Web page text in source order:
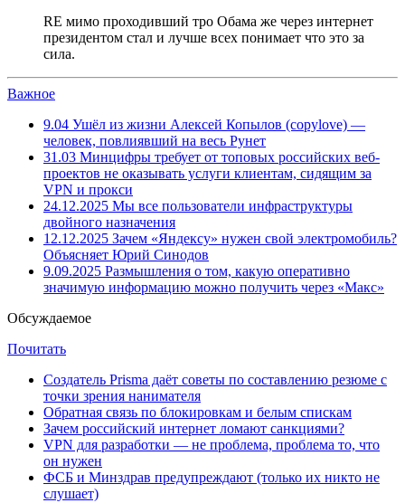
RE мимо проходивший тро Обама же через интернет
президентом стал и лучше всех понимает что это за
сила.
Важное
9.04 Ушёл из жизни Алексей Копылов (copylove) —
человек, повлиявший на весь Рунет
31.03 Минцифры требует от топовых российских веб-
проектов не оказывать услуги клиентам, сидящим за
VPN и прокси
24.12.2025 Мы все пользователи инфраструктуры
двойного назначения
12.12.2025 Зачем «Яндексу» нужен свой электромобиль?
Объясняет Юрий Синодов
9.09.2025 Размышления о том, какую оперативно
значимую информацию можно получить через «Макс»
Обсуждаемое
Почитать
Создатель Prisma даёт советы по составлению резюме с
точки зрения нанимателя
Обратная связь по блокировкам и белым спискам
Зачем российский интернет ломают санкциями?
VPN для разработки — не проблема, проблема то, что
он нужен
ФСБ и Минздрав предупреждают (только их никто не
слушает)